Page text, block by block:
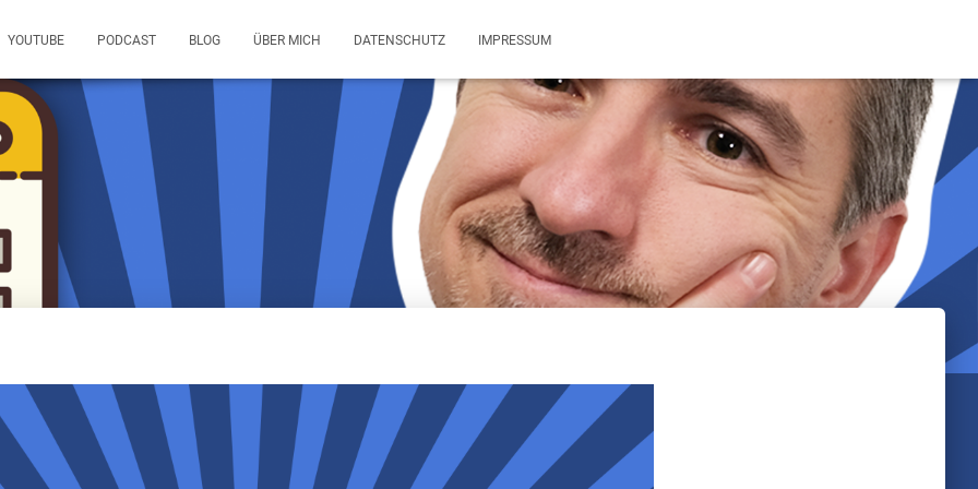
YOUTUBE PODCAST BLOG ÜBER MICH DATENSCHUTZ IMPRESSUM